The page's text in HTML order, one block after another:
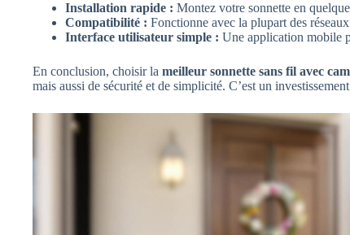
Installation rapide : Montez votre sonnette en
Compatibilité : Fonctionne avec la plupart des
Interface utilisateur simple : Une application mobile
En conclusion, choisir la meilleur sonnette sans fil avec
mais aussi de sécurité et de simplicité. C’est un